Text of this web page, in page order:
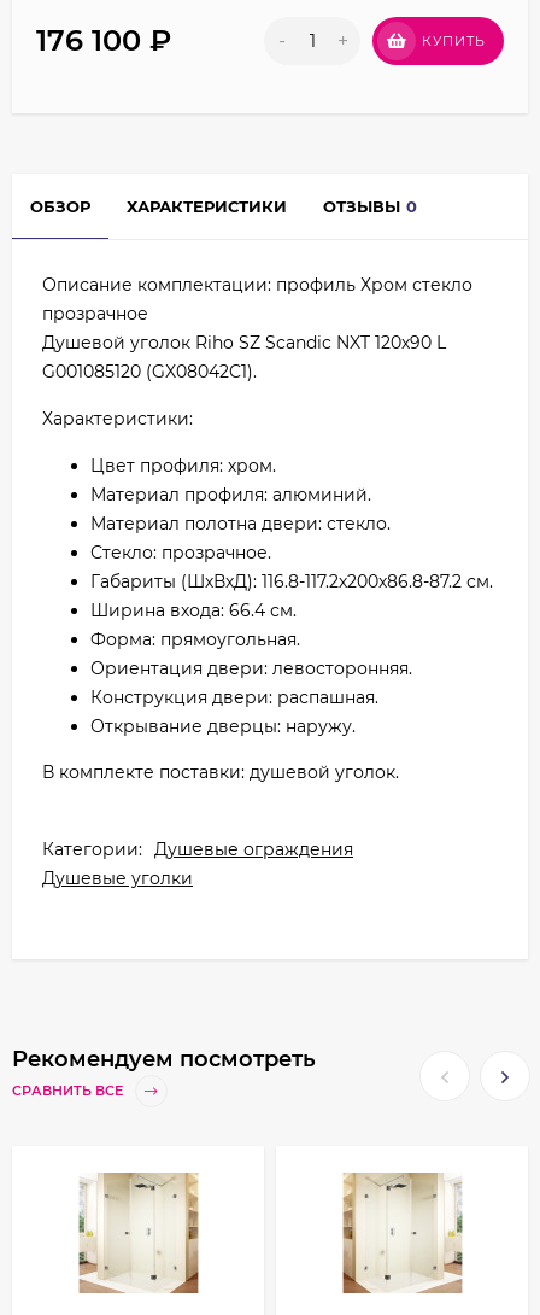
176 100 ₽ - + КУПИТЬ
ОБЗОР ХАРАКТЕРИСТИКИ ОТЗЫВЫ 0
Описание комплектации: профиль Хром стекло
прозрачное
Душевой уголок Riho SZ Scandic NXT 120х90 L
G001085120 (GX08042C1).
Характеристики:
Цвет профиля: хром.
Материал профиля: алюминий.
Материал полотна двери: стекло.
Стекло: прозрачное.
Габариты (ШхВхД): 116.8-117.2х200х86.8-87.2 см.
Ширина входа: 66.4 см.
Форма: прямоугольная.
Ориентация двери: левосторонняя.
Конструкция двери: распашная.
Открывание дверцы: наружу.
В комплекте поставки: душевой уголок.
Категории: Душевые ограждения
Душевые уголки
Рекомендуем посмотреть
СРАВНИТЬ ВСЕ